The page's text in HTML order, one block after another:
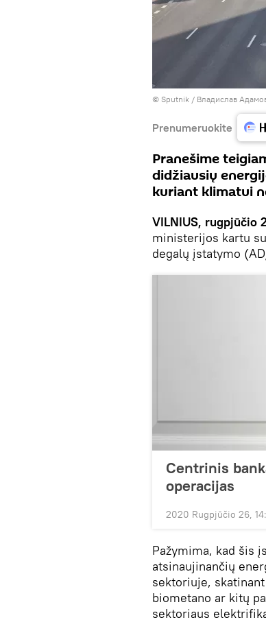
© Sputnik / Владислав
Prenumeruokite
Pranešime
didžiausių
kuriant klimatui
VILNIUS, rugpjūčio
ministerijos kartu
degalų įstatymo
Centrinis
operacijas
2020 Rugpjūčio 26,
Pažymima, kad šis
atsinaujinančių
sektoriuje,
biometano ar kitų
sektoriaus